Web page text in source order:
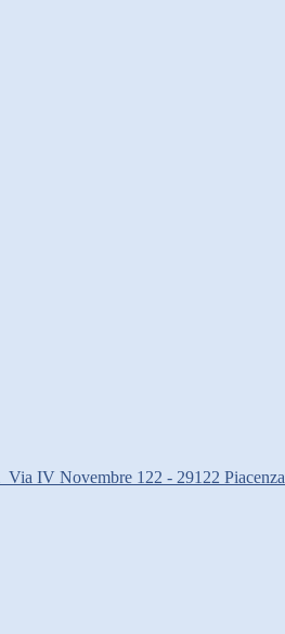
Via IV Novembre 122 - 29122 Piacenza